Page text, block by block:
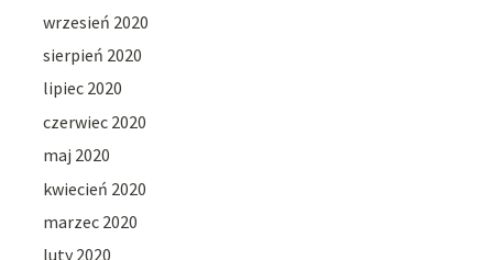
wrzesień 2020
sierpień 2020
lipiec 2020
czerwiec 2020
maj 2020
kwiecień 2020
marzec 2020
luty 2020